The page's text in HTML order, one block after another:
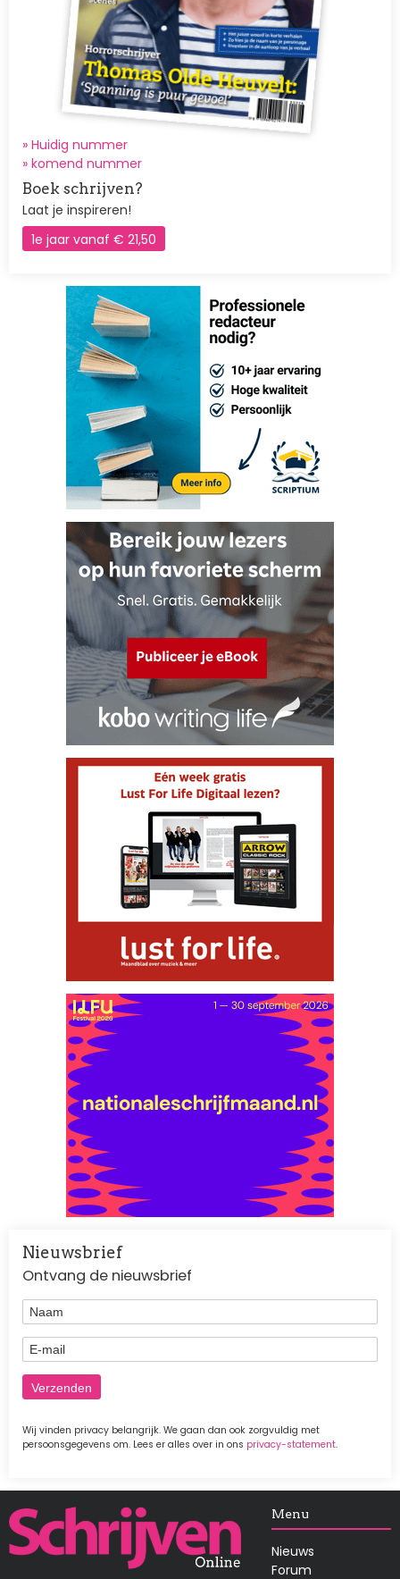
» Huidig nummer
» komend nummer
Boek schrijven?
Laat je inspireren!
1e jaar vanaf € 21,50
Nieuwsbrief
Ontvang de nieuwsbrief
Naam
E-mail
Wij vinden privacy belangrijk. We gaan dan ook zorgvuldig met
persoonsgegevens om. Lees er alles over in ons privacy-statement.
Afbeelding Menu
Nieuws
Forum